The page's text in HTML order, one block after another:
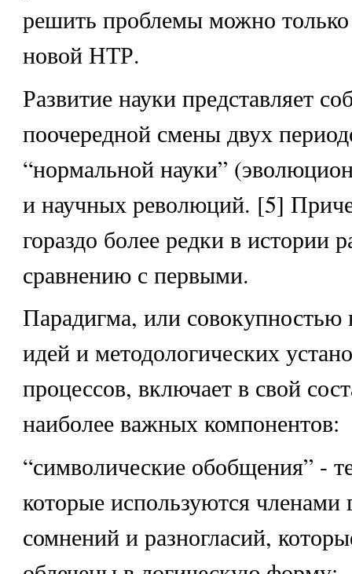
решить проблемы можно только
новой НТР.
Развитие науки представляет
поочередной смены двух
“нормальной науки”
и научных революций. [5]
гораздо более редки в истории
сравнению с первыми.
Парадигма, или
идей и методологических
процессов, включает в свой
наиболее важных компонентов:
“символические обобщения” -
которые используются членами
сомнений и разногласий,